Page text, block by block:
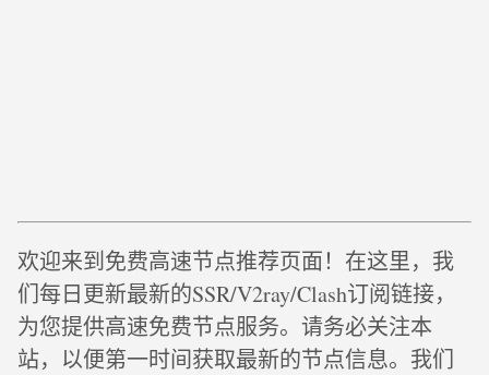
欢迎来到免费高速节点推荐页面！在这里，我
们每日更新最新的SSR/V2ray/Clash订阅链接，
为您提供高速免费节点服务。请务必关注本
站，以便第一时间获取最新的节点信息。我们